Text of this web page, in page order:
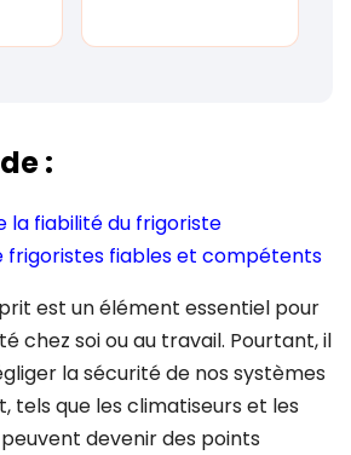
:
la fiabilité du frigoriste
frigoristes fiables et compétents
est un élément essentiel pour
chez soi ou au travail. Pourtant, il
la sécurité de nos systèmes
tels que les climatiseurs et les
devenir des points